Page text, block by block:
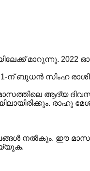
മാറുന്നു. 2022
21-ന് ബുധൻ സിംഹ
ആദ്യ
രാഹു
നൽകും. ഈ